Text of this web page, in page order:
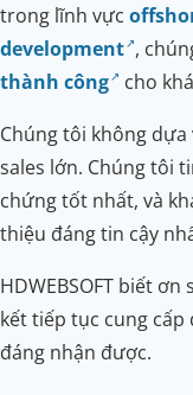
trong lĩnh vực
development ,
thành công
cho
Chúng tôi không
sales lớn. Chúng tôi
chứng tốt nhất, và
thiệu đáng tin cậy
HDWEBSOFT biết
kết tiếp tục cung
đáng nhận được.